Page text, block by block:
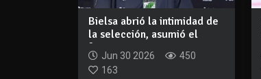
Bielsa abrió la intimidad de
la selección, asumió el
fracaso...
Jun 30 2026
450
163